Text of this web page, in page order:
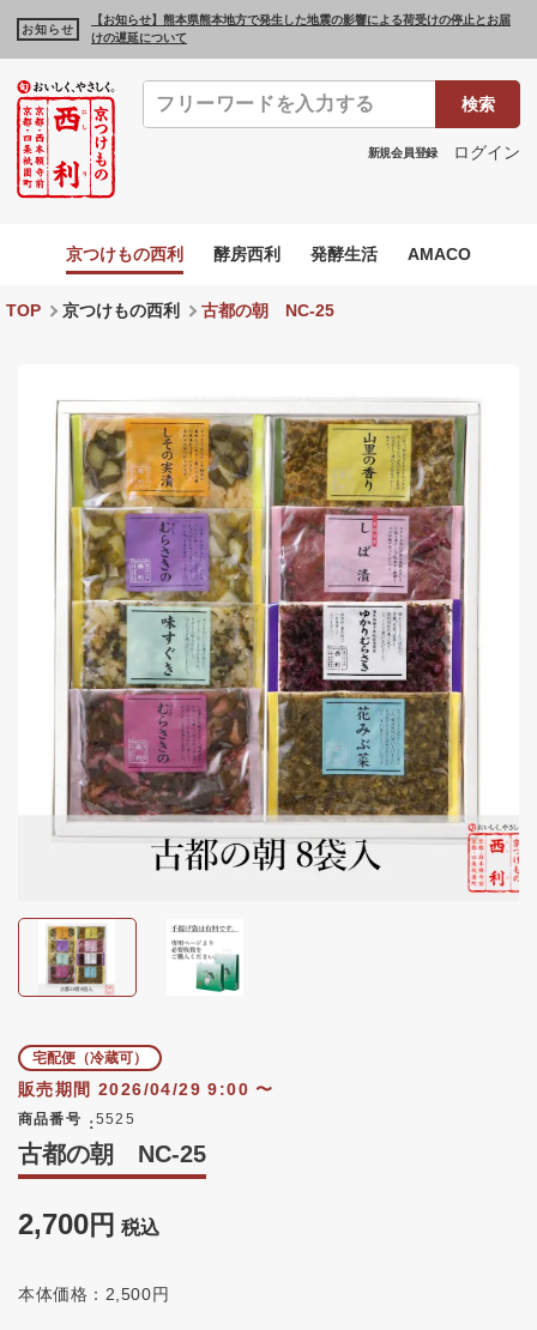
お知らせ
【お知らせ】熊本県熊本地方で発生した地震の影響による荷受けの停止とお届
けの遅延について
検索
新規会員登録 ログイン
京つけもの西利 酵房西利 発酵生活 AMACO
TOP 京つけもの西利 古都の朝 NC-25
宅配便（冷蔵可）
販売期間 2026/04/29 9:00〜
商品番号 5525
古都の朝 NC-25
2,700 税込
本体価格：2,500円